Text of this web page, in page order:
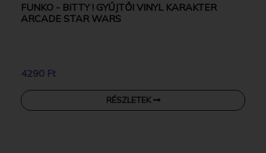
FUNKO - BITTY ! GYŰJTŐI VINYL KARAKTER
ARCADE STAR WARS
4290 Ft
RÉSZLETEK